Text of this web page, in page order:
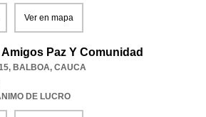
Ver en mapa
Paz Y Comunidad
, BALBOA, CAUCA
DE LUCRO